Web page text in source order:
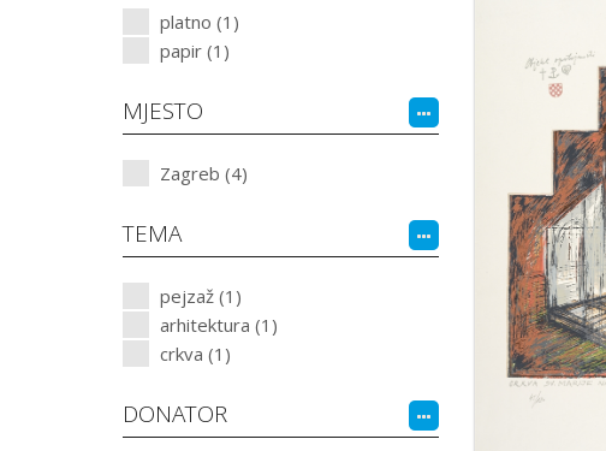
platno (1)
papir (1)
MJESTO
Zagreb (4)
TEMA
pejzaž (1)
arhitektura (1)
crkva (1)
DONATOR